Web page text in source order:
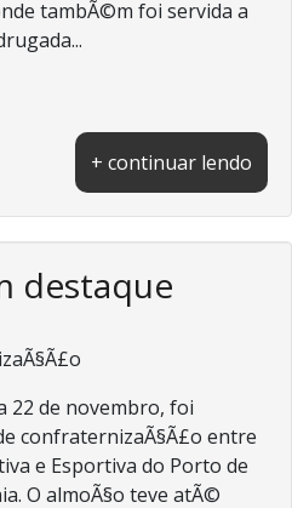
tambÃ©m foi servida a
+ continuar lendo
destaque
22 de novembro, foi
confraternizaÃ§Ã£o entre
e Esportiva do Porto de
O almoÃ§o teve atÃ©